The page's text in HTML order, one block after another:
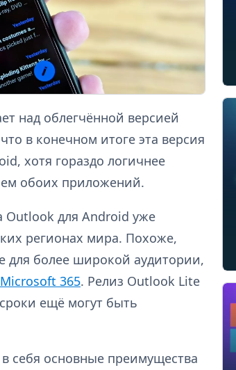
над облегчённой версией
в конечном итоге эта версия
хотя гораздо логичнее
обоих приложений.
Outlook для Android уже
регионах мира. Похоже,
для более широкой аудитории,
365. Релиз Outlook Lite
ещё могут быть
себя основные преимущества